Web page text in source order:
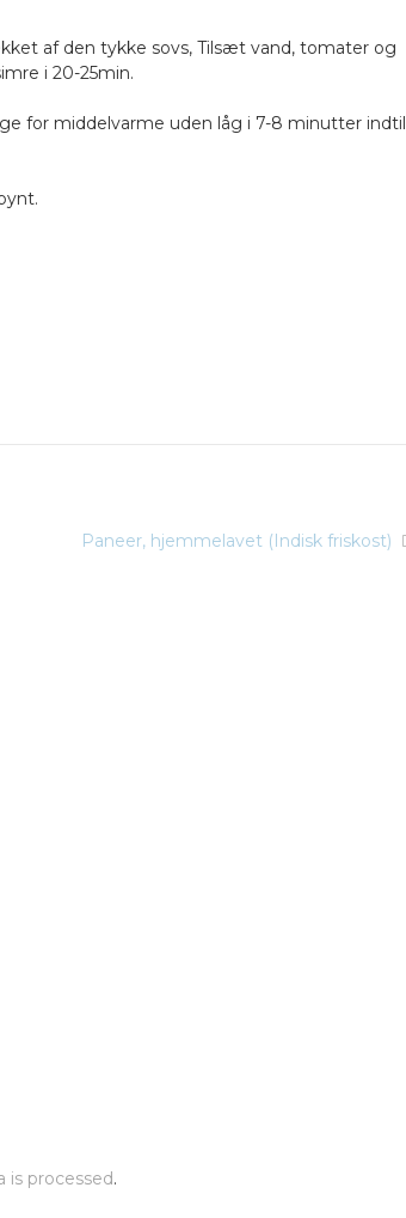
af den tykke sovs, Tilsæt vand, tomater og
i 20-25min.
for middelvarme uden låg i 7-8 minutter indtil
Paneer, hjemmelavet (Indisk friskost)
is processed.